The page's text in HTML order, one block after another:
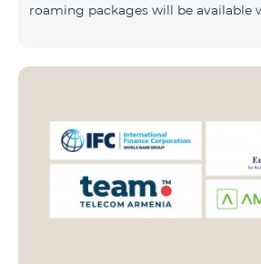
roaming packages will be available
AMD instead of 6000 AMD, and
500 MB” service for 2625 AMD
Our internet packages can be used
in more than 65 countries - in
Emirates, Egypt